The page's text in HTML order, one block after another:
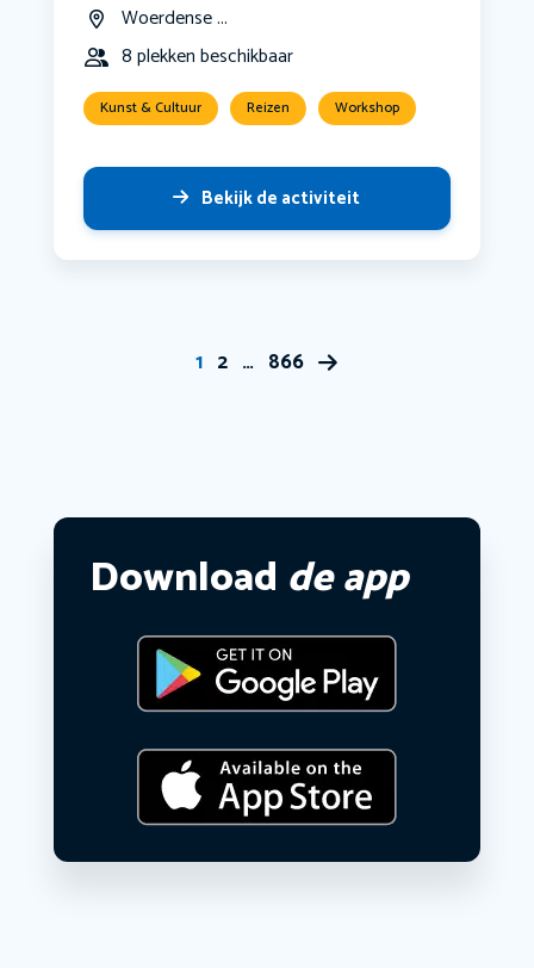
Woerdense ...
8 plekken beschikbaar
Kunst & Cultuur Reizen Workshop
Bekijk de activiteit
1 2 … 866
Download de app